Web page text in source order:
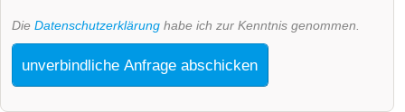
Die Datenschutzerklärung habe ich zur Kenntnis genommen.
unverbindliche Anfrage abschicken